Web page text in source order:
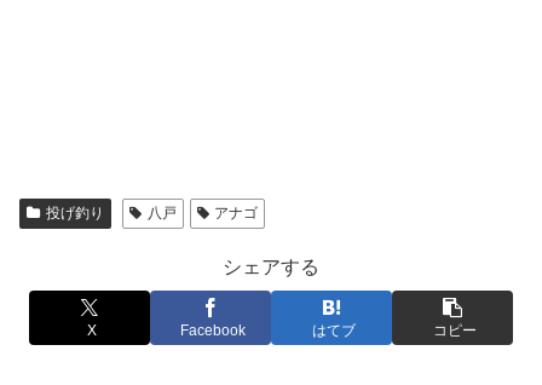
投げ釣り 八戸 アナゴ
シェアする
X Facebook はてブ コピー